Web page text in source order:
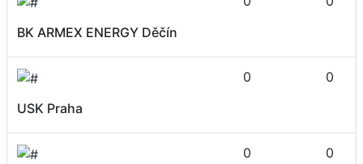
BK ARMEX ENERGY Děčín
USK Praha
0 0
0 0